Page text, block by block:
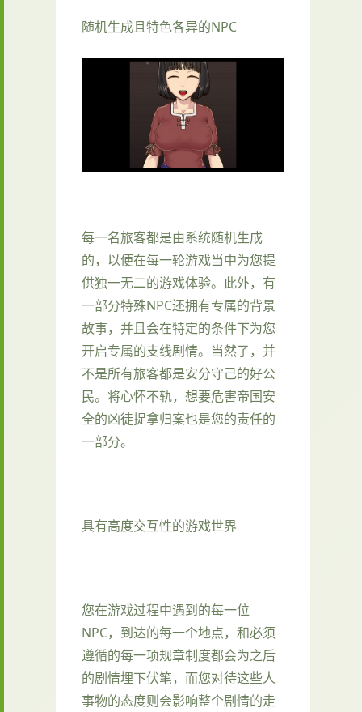
随机生成且特色各异的NPC
每一名旅客都是由系统随机生成
的，以便在每一轮游戏当中为您提
供独一无二的游戏体验。此外，有
一部分特殊NPC还拥有专属的背景
故事，并且会在特定的条件下为您
开启专属的支线剧情。当然了，并
不是所有旅客都是安分守己的好公
民。将心怀不轨，想要危害帝国安
全的凶徒捉拿归案也是您的责任的
一部分。
具有高度交互性的游戏世界
您在游戏过程中遇到的每一位
NPC，到达的每一个地点，和必须
遵循的每一项规章制度都会为之后
的剧情埋下伏笔，而您对待这些人
事物的态度则会影响整个剧情的走